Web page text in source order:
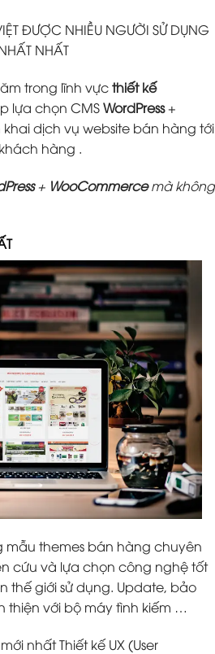
ĐƯỢC NHIỀU NGƯỜI SỬ DỤNG
NHẤT
trong lĩnh vựcthiết kế
lựa chọn CMSWordPress+
dịch vụ website bán hàng tới
hàng .
+ WooCommercemà không
mẫu themes bán hàng chuyên
cứu và lựa chọn công nghệ tốt
thế giới sử dụng. Update, bảo
thiện với bộ máy tình kiếm …
nhất Thiết kế UX (User